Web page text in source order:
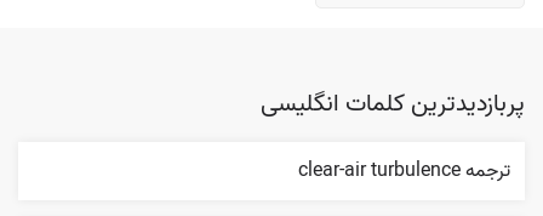
پربازدیدترین کلمات انگلیسی
ترجمه clear-air turbulence